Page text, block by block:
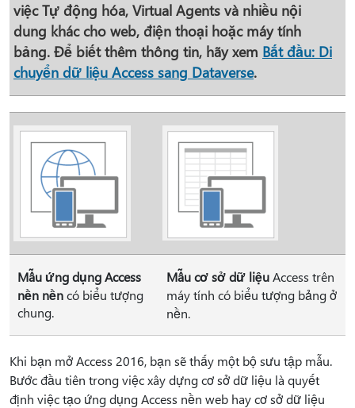
việc Tự động hóa, Virtual Agents và nhiều nội
dung khác cho web, điện thoại hoặc máy tính
bảng. Để biết thêm thông tin, hãy xem Bắt đầu: Di
chuyển dữ liệu Access sang Dataverse.
Mẫu ứng dụng Access
nền nềncó biểu tượng
chung.
Mẫu cơ sở dữ liệuAccess trên
máy tính có biểu tượng bảng ở
nền.
Khi bạn mở Access 2016, bạn sẽ thấy một bộ sưu tập mẫu.
Bước đầu tiên trong việc xây dựng cơ sở dữ liệu là quyết
định việc tạo ứng dụng Access nền web hay cơ sở dữ liệu